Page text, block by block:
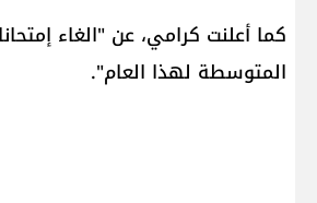
كما أعلنت كرامي، عن "الغاء
المتوسطة لهذا العام".